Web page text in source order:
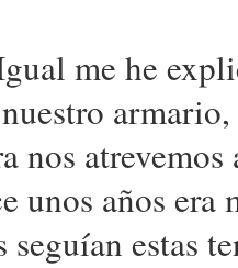
me he
nos
unos años
seguían estas